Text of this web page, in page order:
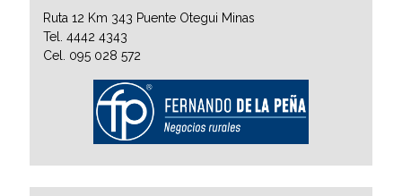
Ruta 12 Km 343 Puente Otegui Minas
Tel. 4442 4343
Cel. 095 028 572